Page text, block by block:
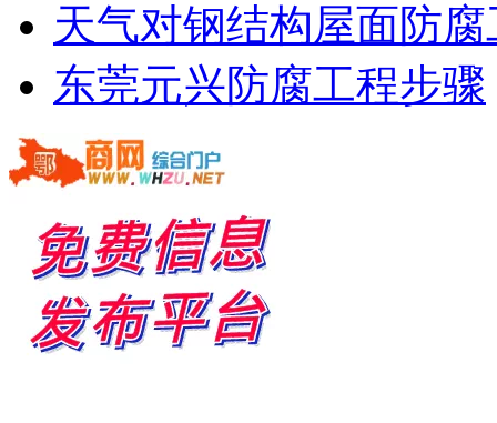
天气对钢结构屋面防
东莞元兴防腐工程步骤